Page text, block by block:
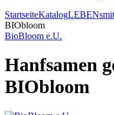
StartseiteKatalog
BIObloom
BioBloom e.U.
Hanfsamen
BIObloom